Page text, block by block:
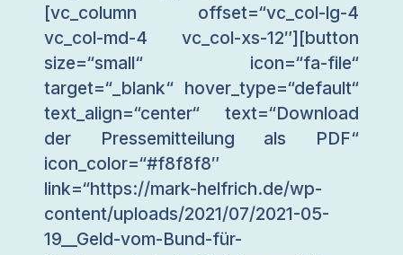
[vc_column offset=“vc_col-lg-4
vc_col-md-4 vc_col-xs-12″][button
size=“small“ icon=“fa-file“
target=“_blank“ hover_type=“default“
text_align=“center“ text=“Download
der Pressemitteilung als PDF“
icon_color=“#f8f8f8″
link=“https://mark-helfrich.de/wp-
content/uploads/2021/07/2021-05-
19__Geld-vom-Bund-für-